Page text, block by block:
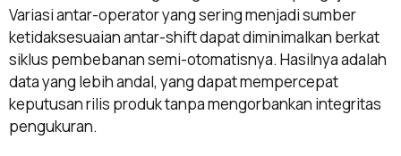
Variasi antar-operator yang sering menjadi sumber
ketidaksesuaian antar-shift dapat diminimalkan berkat
siklus pembebanan semi-otomatisnya. Hasilnya adalah
data yang lebih andal, yang dapat mempercepat
keputusan rilis produk tanpa mengorbankan integritas
pengukuran.